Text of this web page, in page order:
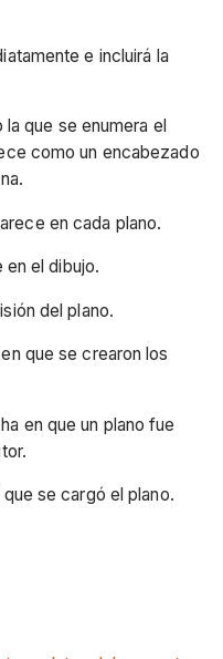
e incluirá la
la que se enumera el
como un encabezado
en cada plano.
en el dibujo.
del plano.
que se crearon los
en que un plano fue
se cargó el plano.